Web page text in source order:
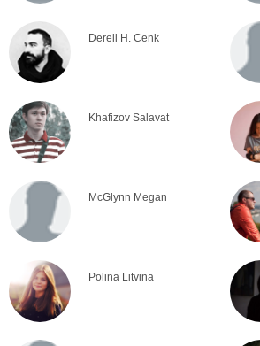
Dereli H. Cenk
Khafizov Salavat
McGlynn Megan
Polina Litvina